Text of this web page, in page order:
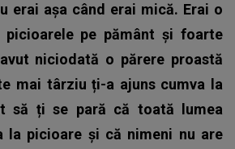
erai așa când erai mică. Erai o
pe pământ și foarte
niciodată o părere proastă
mai târziu ți-a ajuns cumva la
să ți se pară că toată lumea
la picioare și că nimeni nu are